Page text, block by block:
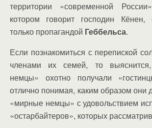
территории «современной
котором говорит господин Кёнен,
только пропагандой Геббельса.
Если познакомиться с перепиской
членами их семей, то
немцы» охотно получали
отлично понимая, каким образом они
«мирные немцы» с удовольствием
«остарбайтеров», которых